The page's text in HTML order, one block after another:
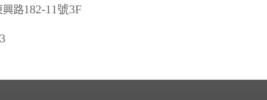
興路182-11號3F